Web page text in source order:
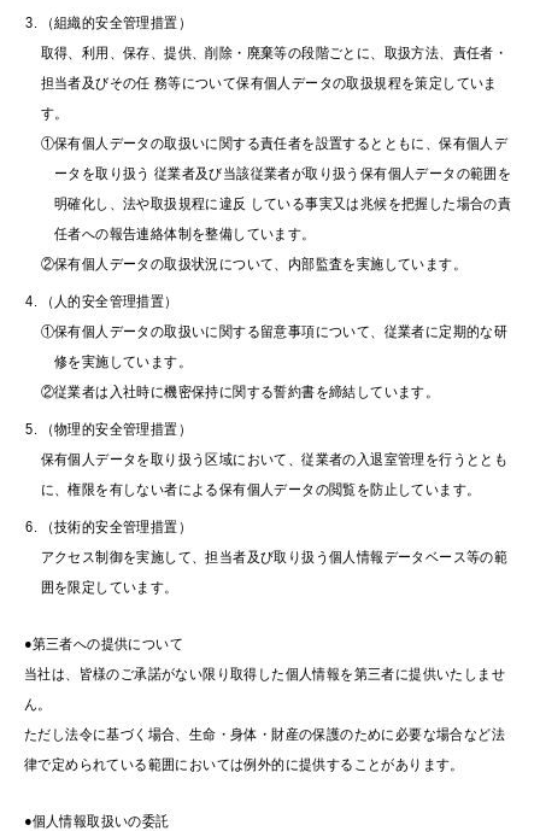
（組織的安全管理措置）
取得、利用、保存、提供、削除・廃棄等の段階ごとに、取扱方法、責任者・
担当者及びその任 務等について保有個人データの取扱規程を策定していま
す。
①保有個人データの取扱いに関する責任者を設置するとともに、保有個人デ
ータを取り扱う 従業者及び当該従業者が取り扱う保有個人データの範囲を
明確化し、法や取扱規程に違反 している事実又は兆候を把握した場合の責
任者への報告連絡体制を整備しています。
②保有個人データの取扱状況について、内部監査を実施しています。
（人的安全管理措置）
①保有個人データの取扱いに関する留意事項について、従業者に定期的な研
修を実施しています。
②従業者は入社時に機密保持に関する誓約書を締結しています。
（物理的安全管理措置）
保有個人データを取り扱う区域において、従業者の入退室管理を行うととも
に、権限を有しない者による保有個人データの閲覧を防止しています。
（技術的安全管理措置）
アクセス制御を実施して、担当者及び取り扱う個人情報データベース等の範
囲を限定しています。
●第三者への提供について
当社は、皆様のご承諾がない限り取得した個人情報を第三者に提供いたしませ
ん。
ただし法令に基づく場合、生命・身体・財産の保護のために必要な場合など法
律で定められている範囲においては例外的に提供することがあります。
●個人情報取扱いの委託